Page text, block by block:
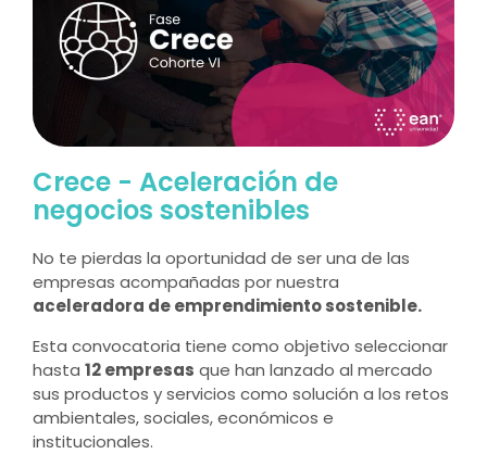
Crece - Aceleración de
negocios sostenibles
No te pierdas la oportunidad de ser una de las
empresas acompañadas por nuestra
aceleradora de emprendimiento sostenible.
Esta convocatoria tiene como objetivo seleccionar
hasta 12 empresas que han lanzado al mercado
sus productos y servicios como solución a los retos
ambientales, sociales, económicos e
institucionales.